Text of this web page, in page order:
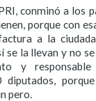
conminó a los
porque con
a la
se la llevan y no
y responsable
pero.